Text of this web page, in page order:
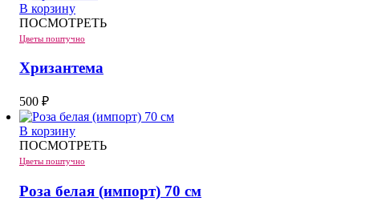
В корзину
ПОСМОТРЕТЬ
Цветы поштучно
Хризантема
500 ₽
В корзину
ПОСМОТРЕТЬ
Цветы поштучно
Роза белая (импорт) 70 см